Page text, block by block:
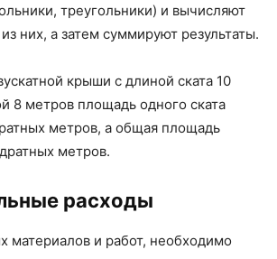
треугольники) и вычисляют
них, а затем суммируют результаты.
крыши с длиной ската 10
8 метров площадь одного ската
метров, а общая площадь
метров.
расходы
материалов и работ, необходимо